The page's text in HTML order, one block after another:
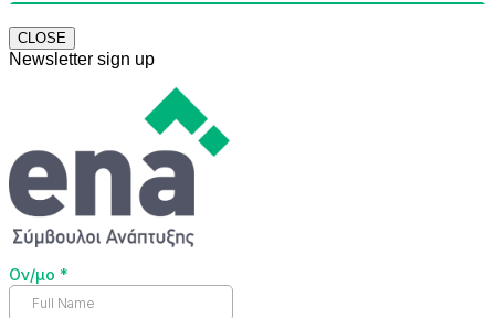
CLOSE
Newsletter sign up